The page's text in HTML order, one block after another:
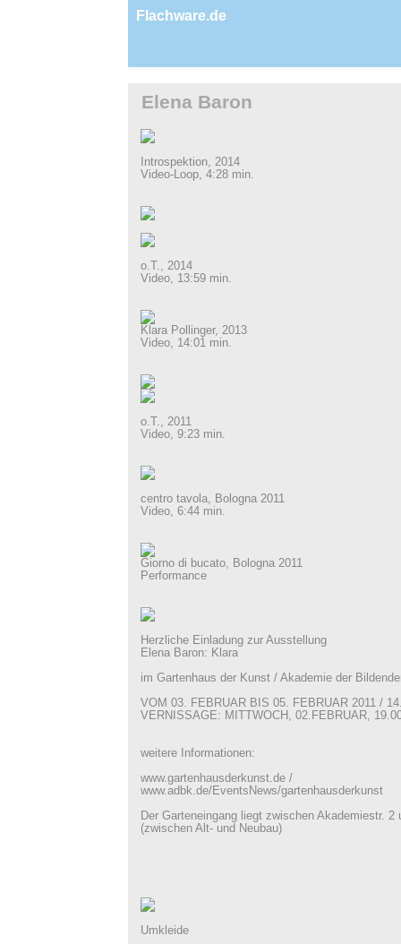
Flachware.de
Elena Baron
Introspektion, 2014
Video-Loop, 4:28 min.
o.T., 2014
Video, 13:59 min.
Klara Pollinger, 2013
Video, 14:01 min.
o.T., 2011
Video, 9:23 min.
centro tavola, Bologna 2011
Video, 6:44 min.
Giorno di bucato, Bologna 2011
Performance
Herzliche Einladung zur Ausstellung
Elena Baron: Klara
im Gartenhaus der Kunst / Akademie der
VOM 03. FEBRUAR BIS 05. FEBRUAR 2011 /
VERNISSAGE: MITTWOCH, 02.FEBRUAR,
weitere Informationen:
www.gartenhausderkunst.de /
www.adbk.de/EventsNews/gartenhausderkunst
Der Garteneingang liegt zwischen Akademiestr. 2
(zwischen Alt- und Neubau)
Umkleide